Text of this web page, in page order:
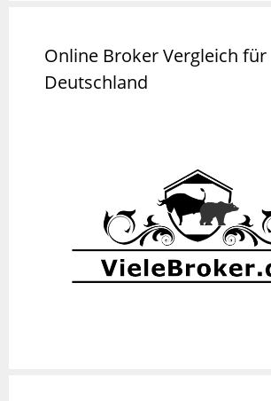
Online Broker Vergleich für
Deutschland